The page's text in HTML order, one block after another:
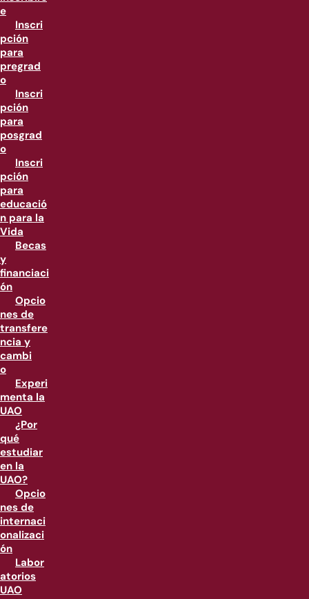
e
Inscri
pción
para
pregrad
o
Inscri
pción
para
posgrad
o
Inscri
pción
para
educació
n para la
Vida
Becas
y
financiaci
ón
Opcio
nes de
transfere
ncia y
cambi
o
Experi
menta la
UAO
¿Por
qué
estudiar
en la
UAO?
Opcio
nes de
internaci
onalizaci
ón
Labor
atorios
UAO